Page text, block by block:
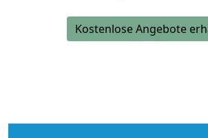
Kostenlose Angebote